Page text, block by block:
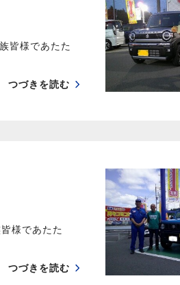
皆様であたた
つづきを読む
様であたた
つづきを読む